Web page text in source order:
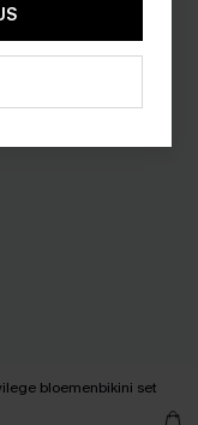
bloemenbikini set